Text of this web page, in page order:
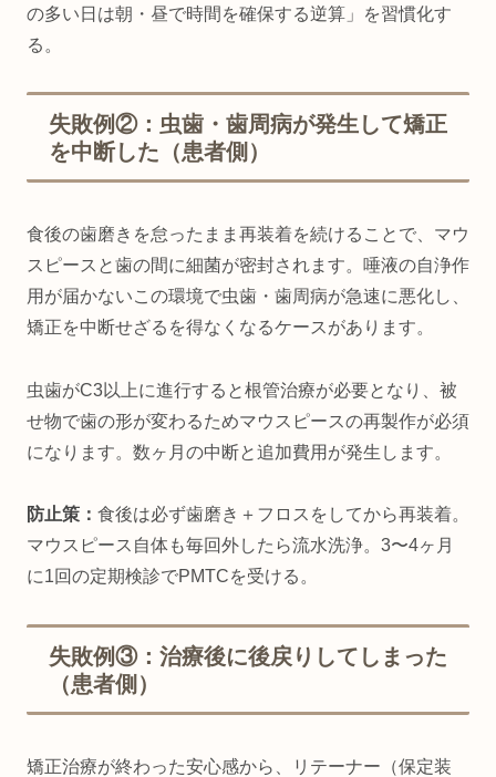
の多い日は朝・昼で時間を確保する逆算」を習慣化す
る。
失敗例②：虫歯・歯周病が発生して矯正
を中断した（患者側）
食後の歯磨きを怠ったまま再装着を続けることで、マウ
スピースと歯の間に細菌が密封されます。唾液の自浄作
用が届かないこの環境で虫歯・歯周病が急速に悪化し、
矯正を中断せざるを得なくなるケースがあります。
虫歯がC3以上に進行すると根管治療が必要となり、被
せ物で歯の形が変わるためマウスピースの再製作が必須
になります。数ヶ月の中断と追加費用が発生します。
防止策： 食後は必ず歯磨き＋フロスをしてから再装着。
マウスピース自体も毎回外したら流水洗浄。3〜4ヶ月
に1回の定期検診でPMTCを受ける。
失敗例③：治療後に後戻りしてしまった
（患者側）
矯正治療が終わった安心感から、リテーナー（保定装